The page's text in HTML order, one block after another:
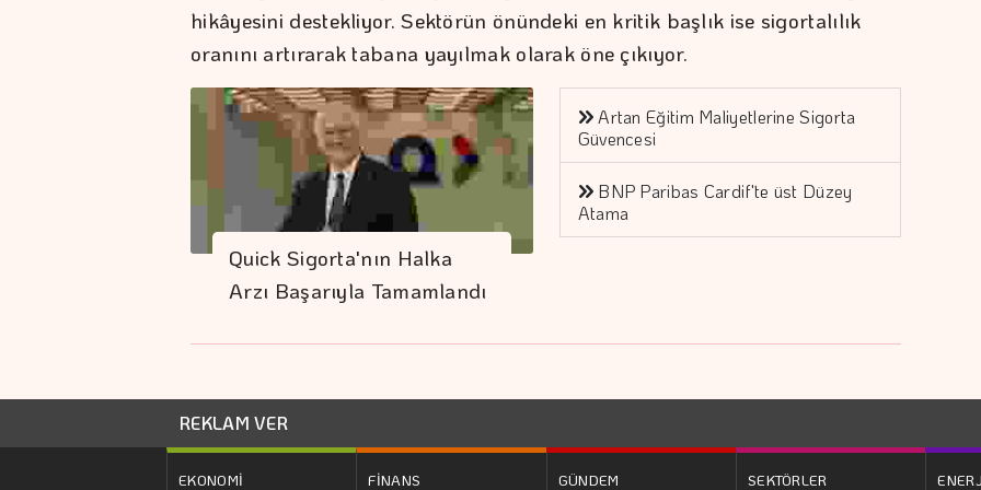
hikâyesini destekliyor. Sektörün önündeki en kritik başlık ise sigortalılık
oranını artırarak tabana yayılmak olarak öne çıkıyor.
Quick Sigorta'nın Halka
Arzı Başarıyla Tamamlandı
Artan Eğitim Maliyetlerine Sigorta
Güvencesi
BNP Paribas Cardif'te üst Düzey
Atama
REKLAM VER
EKONOMİ FİNANS GÜNDEM SEKTÖRLER